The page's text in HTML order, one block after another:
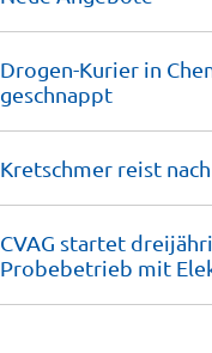
Drogen-Kurier in
geschnappt
Kretschmer reist nach
CVAG startet
Probebetrieb mit